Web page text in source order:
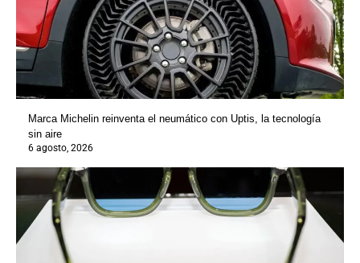
Marca Michelin reinventa el neumático con Uptis, la tecnología
sin aire
6 agosto, 2026